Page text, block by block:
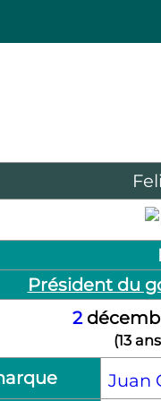
Président du
2
(13
Juan